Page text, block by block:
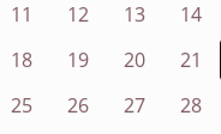
11 12 13 14
18 19 20 21
25 26 27 28